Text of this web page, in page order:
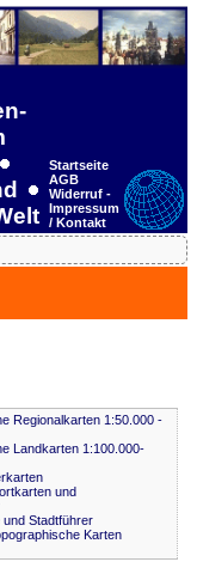
Startseite
AGB
Widerruf -
Impressum
/ Kontakt
Regionalkarten 1:50.000 -
Landkarten 1:100.000-
und
und Stadtführer
Karten